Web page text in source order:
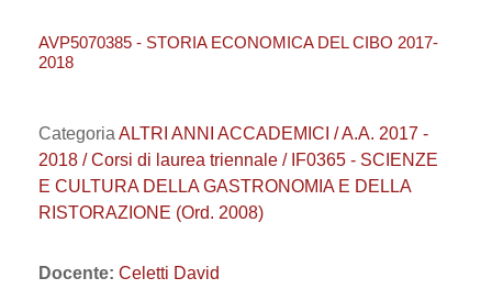
AVP5070385 - STORIA ECONOMICA DEL CIBO 2017-
2018
Categoria ALTRI ANNI ACCADEMICI / A.A. 2017 -
2018 / Corsi di laurea triennale / IF0365 - SCIENZE
E CULTURA DELLA GASTRONOMIA E DELLA
RISTORAZIONE (Ord. 2008)
Docente: Celetti David